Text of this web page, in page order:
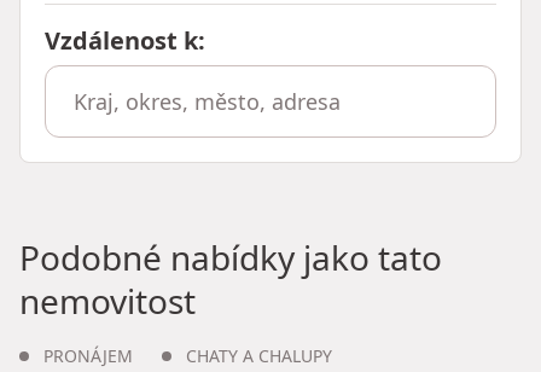
Vzdálenost k:
Podobné nabídky jako tato
nemovitost
PRONÁJEM CHATY A CHALUPY